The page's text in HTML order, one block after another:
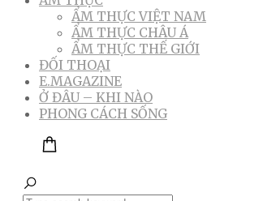
ẨM THỰC VIỆT NAM
ẨM THỰC CHÂU Á
ẨM THỰC THẾ GIỚI
ĐỐI THOẠI
E.MAGAZINE
Ở ĐÂU – KHI NÀO
PHONG CÁCH SỐNG